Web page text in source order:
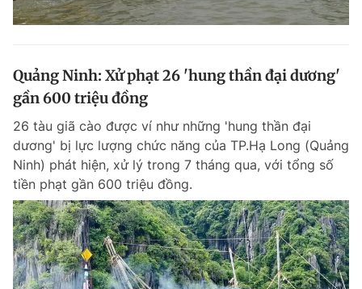
Đặt báo Quảng cáo RSS Tòa soạn Chính sách bảo
Phó tổng biên tập: Lâm Hiếu Dũng
Phó tổng biên tập: Trần Việt Hưng
Tổng thư ký tòa soạn: Đức Trung
Giấy phép xuất bản số 110/GP - BTTTT cấp ngày 24.3.2020
© 2003-2026 Bản quyền thuộc về Báo Thanh Niên. Cấm sao chép
dưới mọi hình thức nếu không có sự chấp thuận bằng văn bản.
Phát triển bởi ePi Technologies, JSC.
Quảng Ninh: Xử phạt 26 'hung thần đại dương'
gần 600 triệu đồng
26 tàu giã cào được ví như những 'hung thần đại
dương' bị lực lượng chức năng của TP.Hạ Long (Quảng
Ninh) phát hiện, xử lý trong 7 tháng qua, với tổng số
tiền phạt gần 600 triệu đồng.